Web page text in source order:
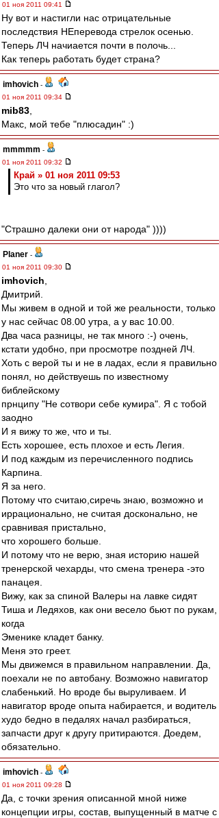
01 ноя 2011 09:41
Ну вот и настигли нас отрицательные
последствия НЕперевода стрелок осенью.
Теперь ЛЧ начиается почти в полочь...
Как теперь работать будет страна?
imhovich -
01 ноя 2011 09:34
mib83
Макс, мой тебе "плюсадин" :)
mmmmm -
01 ноя 2011 09:32
Край » 01 ноя 2011 09:53
Это что за новый глагол?
"Страшно далеки они от народа" ))))
Planer -
01 ноя 2011 09:30
imhovich
Дмитрий.
Мы живем в одной и той же реальности, только
у нас сейчас 08.00 утра, а у вас 10.00.
Два часа разницы, не так много :-) очень,
кстати удобно, при просмотре поздней ЛЧ.
Хоть с верой ты и не в ладах, если я правильно
понял, но действуешь по известному
библейскому
прнципу "Не сотвори себе кумира". Я с тобой
заодно
И я вижу то же, что и ты.
Есть хорошее, есть плохое и есть Легия.
И под каждым из перечисленного подпись
Карпина.
Я за него.
Потому что считаю,сиречь знаю, возможно и
иррационально, не считая досконально, не
сравнивая пристально,
что хорошего больше.
И потому что не верю, зная историю нашей
тренерской чехарды, что смена тренера -это
панацея.
Вижу, как за спиной Валеры на лавке сидят
Тиша и Ледяхов, как они весело бьют по рукам,
когда
Эменике кладет банку.
Меня это греет.
Мы движемся в правильном направлении. Да,
поехали не по автобану. Возможно навигатор
слабенький. Но вроде бы выруливаем. И
навигатор вроде опыта набирается, и водитель
худо бедно в педалях начал разбираться,
запчасти друг к другу притираются. Доедем,
обязательно.
imhovich -
01 ноя 2011 09:28
Да, с точки зрения описанной мной ниже
концепции игры, состав, выпущенный в матче с